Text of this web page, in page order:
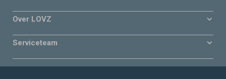
Over LOVZ
Serviceteam